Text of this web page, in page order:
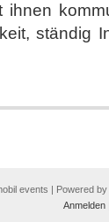
ihnen
ständig
events | Powered by
Anmelden|